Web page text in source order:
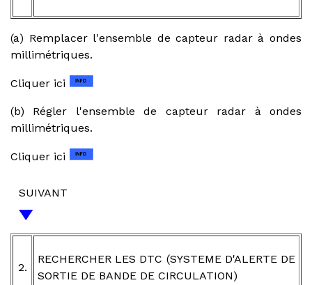
(a) Remplacer l'ensemble de capteur radar à ondes
millimétriques.
Cliquer ici
(b) Régler l'ensemble de capteur radar à ondes
millimétriques.
Cliquer ici
SUIVANT
2.
RECHERCHER LES DTC (SYSTEME D'ALERTE DE
SORTIE DE BANDE DE CIRCULATION)